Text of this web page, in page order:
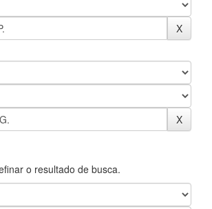
o resultado de busca.